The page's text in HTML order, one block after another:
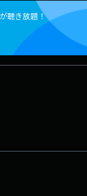
聴き放題！